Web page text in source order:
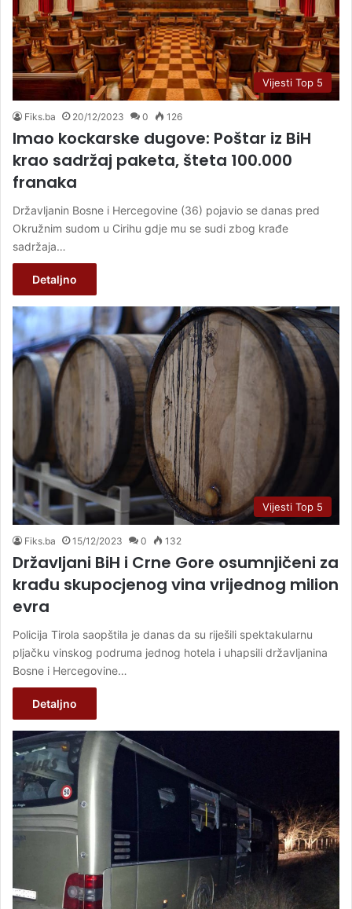
Vijesti Top 5
Fiks.ba 20/12/2023 0 126
Imao kockarske dugove: Poštar iz BiH
krao sadržaj paketa, šteta 100.000
franaka
Državljanin Bosne i Hercegovine (36) pojavio se danas pred
Okružnim sudom u Cirihu gdje mu se sudi zbog krađe
sadržaja…
Detaljno
Vijesti Top 5
Fiks.ba 15/12/2023 0 132
Državljani BiH i Crne Gore osumnjičeni za
krađu skupocjenog vina vrijednog milion
evra
Policija Tirola saopštila je danas da su riješili spektakularnu
pljačku vinskog podruma jednog hotela i uhapsili državljanina
Bosne i Hercegovine…
Detaljno